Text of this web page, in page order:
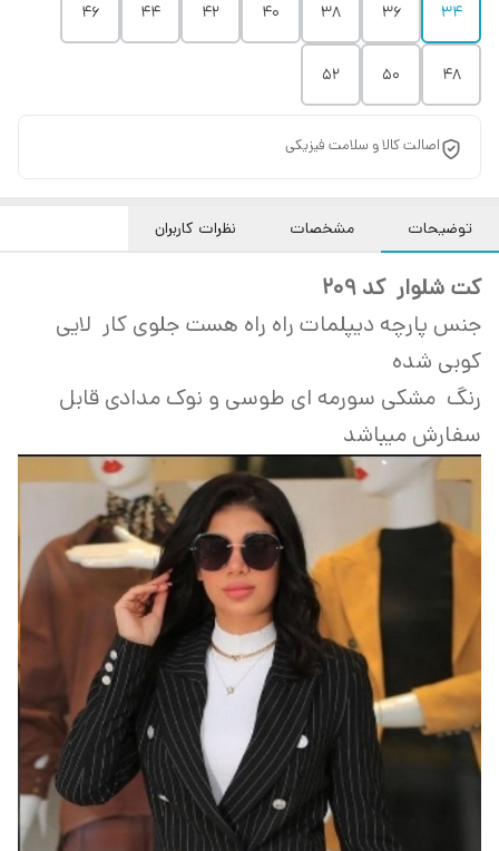
۳۴ ۳۶ ۳۸ ۴۰ ۴۲ ۴۴ ۴۶
۴۸ ۵۰ ۵۲
اصالت کالا و سلامت فیزیکی
توضیحات مشخصات نظرات کاربران
کت شلوار کد 209
جنس پارچه دیپلمات راه راه هست جلوی کار لایی
کوبی شده
رنگ مشکی سورمه ای طوسی و نوک مدادی قابل
سفارش میباشد